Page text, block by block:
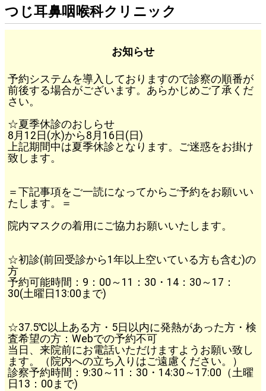
つじ耳鼻咽喉科クリニック
お知らせ
予約システムを導入しておりますので診察の順番が
前後する場合がございます。あらかじめご了承くだ
さい。
☆夏季休診のおしらせ
8月12日(水)から8月16日(日)
上記期間中は夏季休診となります。ご迷惑をお掛け
致します。
＝下記事項をご一読になってからご予約をお願いい
たします。＝
院内マスクの着用にご協力お願いいたします。
☆初診(前回受診から1年以上空いている方も含む)の
方
予約可能時間：9：00～11：30・14：30～17：
30(土曜日13:00まで)
☆37.5℃以上ある方・5日以内に発熱があった方・検
査希望の方：Webでの予約不可
当日、来院前にお電話いただけますようお願い致し
ます。（院内への立ち入りはご遠慮ください。）
診察予約時間：9:30～11：30・14:30～17:00（土曜
日13：00まで)